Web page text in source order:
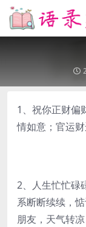
1、祝你正财偏
情如意；官运
2、人生忙忙碌
系断断续续，
朋友，天气转